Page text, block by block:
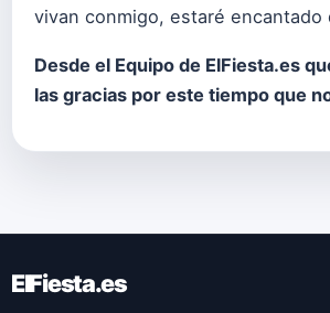
vivan conmigo, estaré encantado
Desde el Equipo de ElFiesta.es
las gracias por este tiempo que
ElFiesta.es